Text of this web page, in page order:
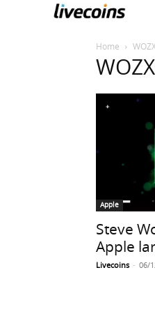
Home WOZX
WOZX
Apple
Steve
Apple
Livecoins - 06/